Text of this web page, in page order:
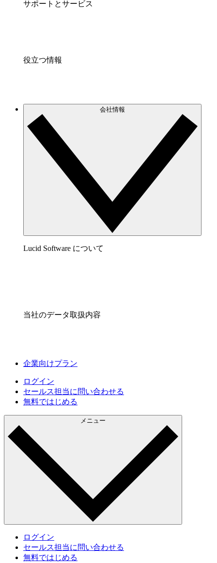
サポートとサービス
役立つ情報
会社情報
Lucid Software について
当社のデータ取扱内容
企業向けプラン
ログイン
セールス担当に問い合わせる
無料ではじめる
メニュー
ログイン
セールス担当に問い合わせる
無料ではじめる